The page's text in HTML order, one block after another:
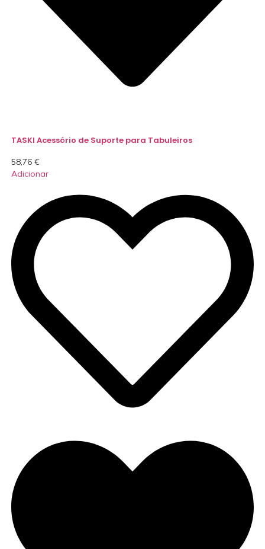
TASKI Acessório de Suporte para Tabuleiros
58,76 €
Adicionar